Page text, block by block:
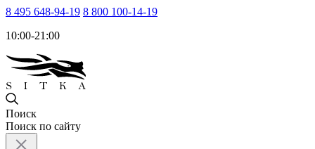
8 495 648-94-19 8 800 100-14-19
10:00-21:00
Поиск
Поиск по сайту